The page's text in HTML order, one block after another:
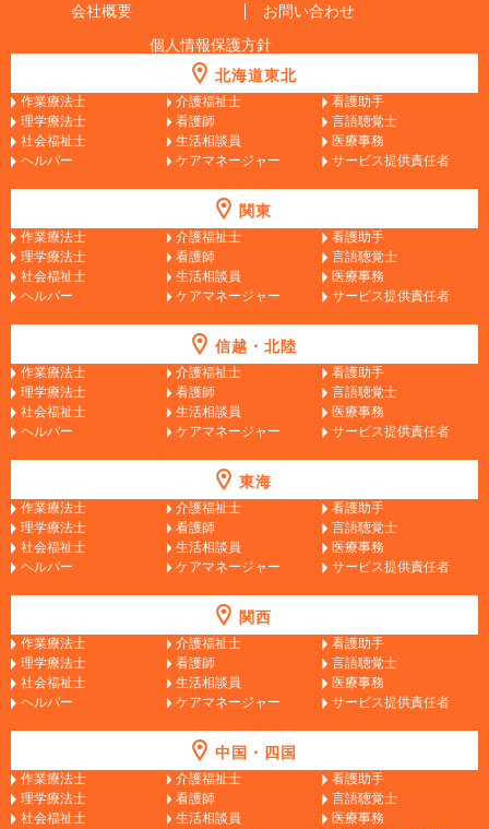
会社概要
お問い合わせ
個人情報保護方針
北海道東北
作業療法士 介護福祉士
看護助手
理学療法士
看護師
言語聴覚士
社会福祉士
生活相談員
医療事務
ヘルパー
ケアマネージャー サービス提供責任者
関東
作業療法士 介護福祉士
看護助手
理学療法士
看護師
言語聴覚士
社会福祉士
生活相談員
医療事務
ヘルパー
ケアマネージャー サービス提供責任者
信越・北陸
作業療法士 介護福祉士
看護助手
理学療法士
看護師
言語聴覚士
社会福祉士
生活相談員
医療事務
ヘルパー
ケアマネージャー サービス提供責任者
東海
作業療法士 介護福祉士
看護助手
理学療法士
看護師
言語聴覚士
社会福祉士
生活相談員
医療事務
ヘルパー
ケアマネージャー サービス提供責任者
関西
作業療法士 介護福祉士
看護助手
理学療法士
看護師
言語聴覚士
社会福祉士
生活相談員
医療事務
ヘルパー
ケアマネージャー サービス提供責任者
中国・四国
作業療法士 介護福祉士
看護助手
理学療法士
看護師
言語聴覚士
社会福祉士
生活相談員
医療事務